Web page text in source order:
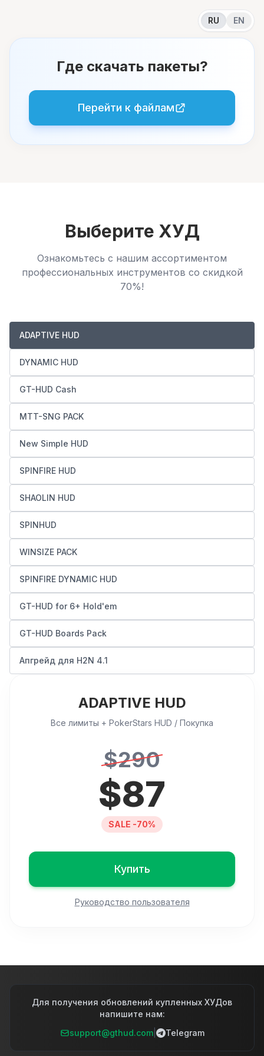
RU EN
Где скачать пакеты?
Перейти к файлам
Выберите ХУД
Ознакомьтесь с нашим ассортиментом
профессиональных инструментов со скидкой
70%!
ADAPTIVE HUD
DYNAMIC HUD
GT-HUD Cash
MTT-SNG PACK
New Simple HUD
SPINFIRE HUD
SHAOLIN HUD
SPINHUD
WINSIZE PACK
SPINFIRE DYNAMIC HUD
GT-HUD for 6+ Hold'em
GT-HUD Boards Pack
Апгрейд для H2N 4.1
ADAPTIVE HUD
Все лимиты + PokerStars HUD / Покупка
$290
$87
SALE -70%
Купить
Руководство пользователя
Для получения обновлений купленных ХУДов
напишите нам:
support@gthud.com| Telegram